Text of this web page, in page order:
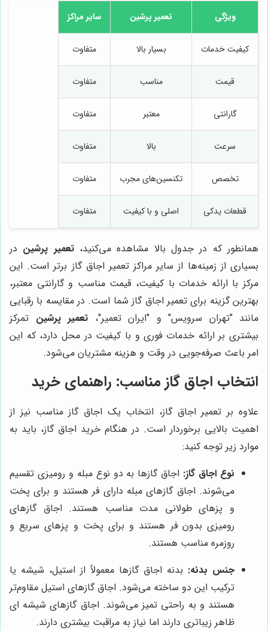
ویژگی تعمیر پرشین سایر مراکز
کیفیت خدمات بسیار بالا متفاوت
قیمت مناسب متفاوت
گارانتی معتبر متفاوت
سرعت بالا متفاوت
تخصص تکنسین‌های مجرب متفاوت
قطعات یدکی اصلی و با کیفیت متفاوت
همانطور که در جدول بالا مشاهده می‌کنید،تعمیر پرشین در
بسیاری از زمینه‌ها از سایر مراکز تعمیر اجاق گاز برتر است. این
مرکز با ارائه خدمات با کیفیت، قیمت مناسب و گارانتی معتبر،
بهترین گزینه برای تعمیر اجاق گاز شما است. در مقایسه با رقبایی
مانند "تهران سرویس" و "ایران تعمیر"، تعمیر پرشین تمرکز
بیشتری بر ارائه خدمات فوری و با کیفیت در محل دارد، که این
امر باعث صرفه‌جویی در وقت و هزینه مشتریان می‌شود.
انتخاب اجاق گاز مناسب: راهنمای خرید
علاوه بر تعمیر اجاق گاز، انتخاب یک اجاق گاز مناسب نیز از
اهمیت بالایی برخوردار است. در هنگام خرید اجاق گاز، باید به
موارد زیر توجه کنید:
نوع اجاق گاز: اجاق گازها به دو نوع مبله و رومیزی تقسیم
می‌شوند. اجاق گازهای مبله دارای فر هستند و برای پخت
و پزهای طولانی مدت مناسب هستند. اجاق گازهای
رومیزی بدون فر هستند و برای پخت و پزهای سریع و
روزمره مناسب هستند.
جنس بدنه: بدنه اجاق گازها معمولاً از استیل، شیشه یا
ترکیب این دو ساخته می‌شود. اجاق گازهای استیل مقاوم‌تر
هستند و به راحتی تمیز می‌شوند. اجاق گازهای شیشه ای
ظاهر زیباتری دارند اما نیاز به مراقبت بیشتری دارند.